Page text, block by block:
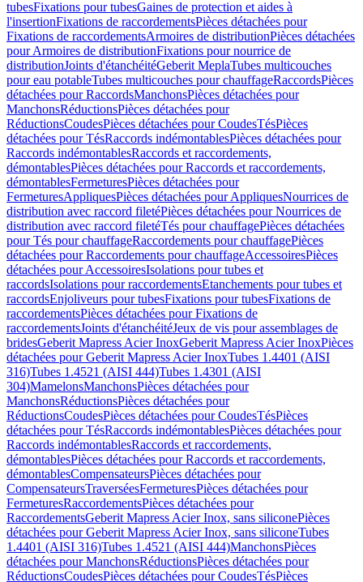
tubesFixations pour tubesGaines de protection et aides à
l'insertionFixations de raccordementsPièces détachées pour
Fixations de raccordementsArmoires de distributionPièces détachées
pour Armoires de distributionFixations pour nourrice de
distributionJoints d'étanchéitéGeberit MeplaTubes multicouches
pour eau potableTubes multicouches pour chauffageRaccordsPièces
détachées pour RaccordsManchonsPièces détachées pour
ManchonsRéductionsPièces détachées pour
RéductionsCoudesPièces détachées pour CoudesTésPièces
détachées pour TésRaccords indémontablesPièces détachées pour
Raccords indémontablesRaccords et raccordements,
démontablesPièces détachées pour Raccords et raccordements,
démontablesFermeturesPièces détachées pour
FermeturesAppliquesPièces détachées pour AppliquesNourrices de
distribution avec raccord filetéPièces détachées pour Nourrices de
distribution avec raccord filetéTés pour chauffagePièces détachées
pour Tés pour chauffageRaccordements pour chauffagePièces
détachées pour Raccordements pour chauffageAccessoiresPièces
détachées pour AccessoiresIsolations pour tubes et
raccordsIsolations pour raccordementsEtanchements pour tubes et
raccordsEnjoliveurs pour tubesFixations pour tubesFixations de
raccordementsPièces détachées pour Fixations de
raccordementsJoints d'étanchéitéJeux de vis pour assemblages de
bridesGeberit Mapress Acier InoxGeberit Mapress Acier InoxPièces
détachées pour Geberit Mapress Acier InoxTubes 1.4401 (AISI
316)Tubes 1.4521 (AISI 444)Tubes 1.4301 (AISI
304)MamelonsManchonsPièces détachées pour
ManchonsRéductionsPièces détachées pour
RéductionsCoudesPièces détachées pour CoudesTésPièces
détachées pour TésRaccords indémontablesPièces détachées pour
Raccords indémontablesRaccords et raccordements,
démontablesPièces détachées pour Raccords et raccordements,
démontablesCompensateursPièces détachées pour
CompensateursTraverséesFermeturesPièces détachées pour
FermeturesRaccordementsPièces détachées pour
RaccordementsGeberit Mapress Acier Inox, sans siliconePièces
détachées pour Geberit Mapress Acier Inox, sans siliconeTubes
1.4401 (AISI 316)Tubes 1.4521 (AISI 444)ManchonsPièces
détachées pour ManchonsRéductionsPièces détachées pour
RéductionsCoudesPièces détachées pour CoudesTésPièces